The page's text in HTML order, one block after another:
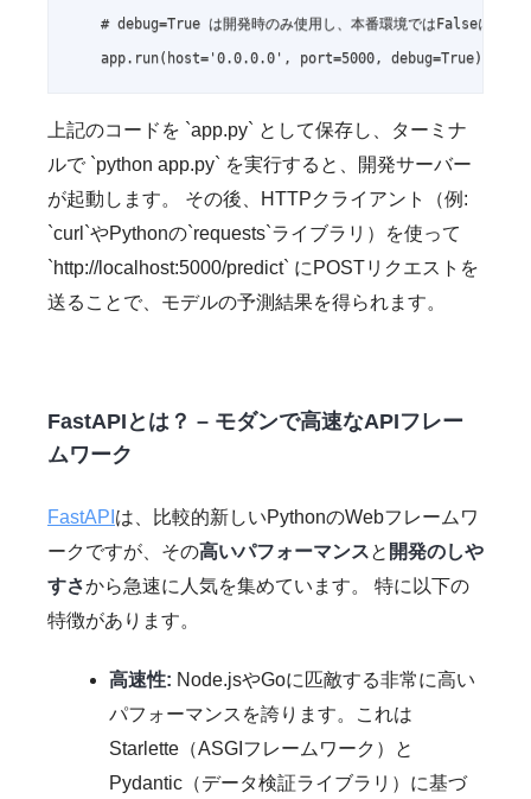
# debug=True は開発時のみ使用し、本番環境ではFalseに設定
上記のコードを `app.py` として保存し、ターミナ
ルで `python app.py` を実行すると、開発サーバー
が起動します。 その後、HTTPクライアント（例:
`curl`やPythonの`requests`ライブラリ）を使って
`http://localhost:5000/predict` にPOSTリクエストを
送ることで、モデルの予測結果を得られます。
FastAPIとは？ – モダンで高速なAPIフレー
ムワーク
FastAPI は、比較的新しいPythonのWebフレームワ
ークですが、その高いパフォーマンスと 開発のしや
すさから急速に人気を集めています。 特に以下の
特徴があります。
高速性: Node.jsやGoに匹敵する非常に高い
パフォーマンスを誇ります。これは
Starlette（ASGIフレームワーク）と
Pydantic（データ検証ライブラリ）に基づ